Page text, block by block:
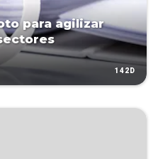
para agilizar
142D